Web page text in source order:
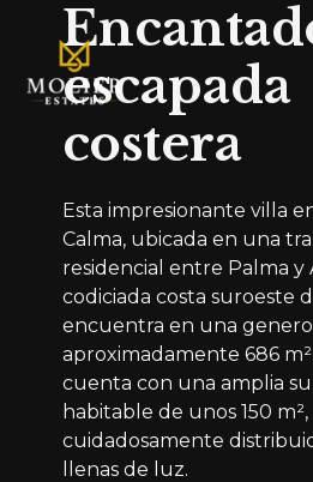
escapada
costera
Esta impresionante villa
Calma, ubicada en una
residencial entre Palma y
codiciada costa suroeste
encuentra en una
aproximadamente 686
cuenta con una amplia
habitable de unos 150 m²,
cuidadosamente
llenas de luz.